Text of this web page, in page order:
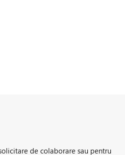
de colaborare sau pentru